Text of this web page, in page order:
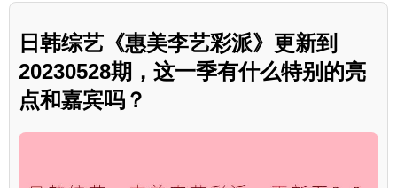
日韩综艺《惠美李艺彩派》更新到
20230528期，这一季有什么特别的亮
点和嘉宾吗？